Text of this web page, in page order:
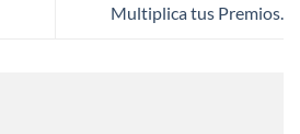
Multiplica tus Premios.